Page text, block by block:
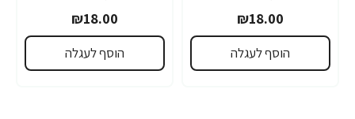
₪18.00
הוסף לעגלה
₪18.00
הוסף לעגלה